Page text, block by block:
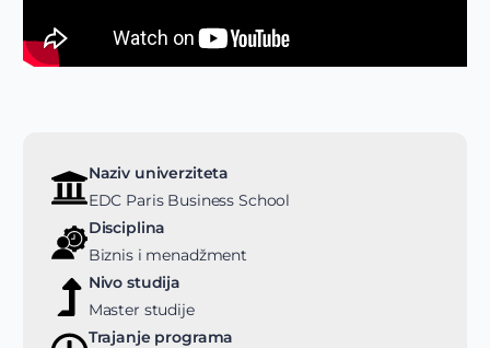
Naziv univerziteta
EDC Paris Business School
Disciplina
Biznis i menadžment
Nivo studija
Master studije
Trajanje programa